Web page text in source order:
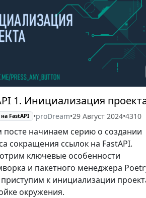
1. Инициализация
FastAPI •proDream•29 Август 2024•4310
посте начинаем серию о создании
сокращения ссылок на FastAPI.
ключевые особенности
и пакетного менеджера
к инициализации
окружения.